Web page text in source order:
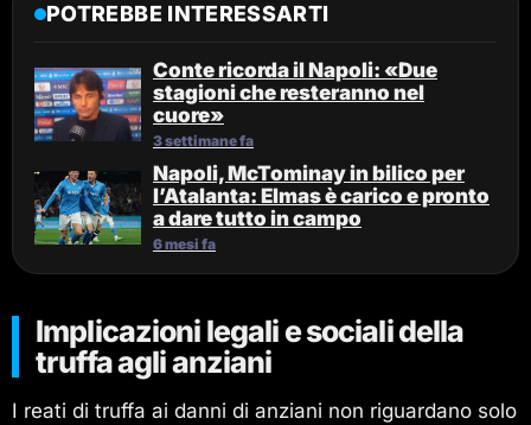
POTREBBE INTERESSARTI
Conte ricorda il Napoli: «Due
stagioni che resteranno nel
cuore»
3 settimane fa
Napoli, McTominay in bilico per
l’Atalanta: Elmas è carico e pronto
a dare tutto in campo
6 mesi fa
Implicazioni legali e sociali della
truffa agli anziani
I reati di truffa ai danni di anziani non riguardano solo